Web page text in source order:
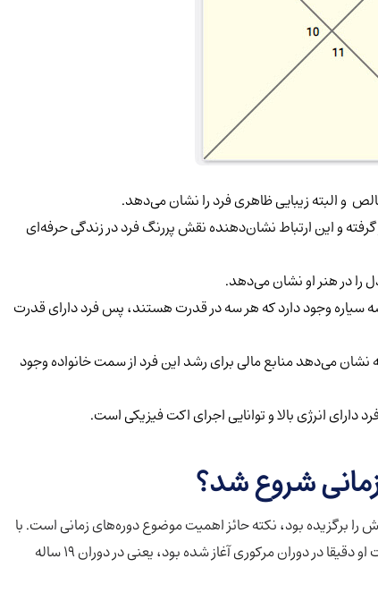
و البته زیبایی ظاهری فرد را نشان می‌دهد.
و این ارتباط نشان‌دهنده نقش پررنگ فرد در زندگی حرفه‌ای
را در هنر او نشان می‌دهد.
سیاره وجود دارد که هر سه در قدرت هستند، پس فرد دارای قدرت
می‌دهد منابع مالی برای رشد این فرد از سمت خانواده وجود
انرژی بالا و توانایی اجرای اکت فیزیکی است.
شروع شد؟
را برگزیده بود، نکته حائز اهمیت موضوع دوره‌های زمانی است. با
همه این استعدادها و منابعی که او در اختیار داشت رشد و موفقیت او دقیقا در دوران مرکوری آغاز شده بود، یعنی در دوران ۱۹ ساله